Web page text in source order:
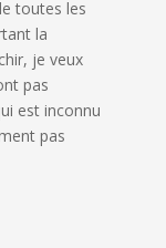
toutes les
la
je veux
pas
est inconnu
pas